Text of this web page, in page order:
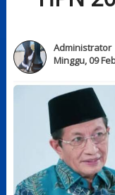
Administrator
Minggu, 09